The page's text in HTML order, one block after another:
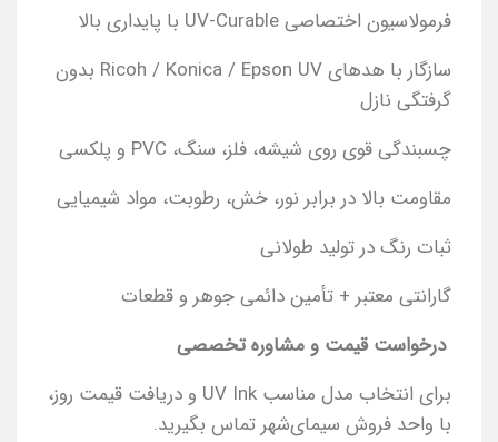
فرمولاسیون اختصاصی UV-Curable با پایداری بالا
سازگار با هدهای Ricoh / Konica / Epson UV بدون
گرفتگی نازل
چسبندگی قوی روی شیشه، فلز، سنگ، PVC و پلکسی
مقاومت بالا در برابر نور، خش، رطوبت، مواد شیمیایی
ثبات رنگ در تولید طولانی
گارانتی معتبر + تأمین دائمی جوهر و قطعات
درخواست قیمت و مشاوره تخصصی
برای انتخاب مدل مناسب UV Ink و دریافت قیمت روز،
با واحد فروش سیمای‌شهر تماس بگیرید.